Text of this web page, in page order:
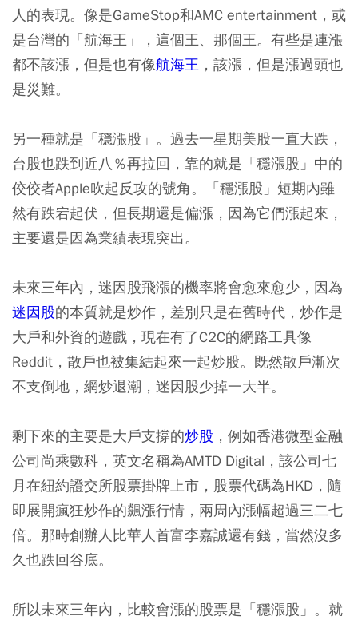
人的表現。像是GameStop和AMC entertainment，或
是台灣的「航海王」，這個王、那個王。有些是連漲
都不該漲，但是也有像航海王 ，該漲，但是漲過頭也
是災難。
另一種就是「穩漲股」。過去一星期美股一直大跌，
台股也跌到近八％再拉回，靠的就是「穩漲股」中的
佼佼者Apple吹起反攻的號角。「穩漲股」短期內雖
然有跌宕起伏，但長期還是偏漲，因為它們漲起來，
主要還是因為業績表現突出。
未來三年內，迷因股飛漲的機率將會愈來愈少，因為
迷因股的本質就是炒作，差別只是在舊時代，炒作是
大戶和外資的遊戲，現在有了C2C的網路工具像
Reddit，散戶也被集結起來一起炒股。既然散戶漸次
不支倒地，網炒退潮，迷因股少掉一大半。
剩下來的主要是大戶支撐的炒股 ，例如香港微型金融
公司尚乘數科，英文名稱為AMTD Digital，該公司七
月在紐約證交所股票掛牌上市，股票代碼為HKD，隨
即展開瘋狂炒作的飆漲行情，兩周內漲幅超過三二七
倍。那時創辦人比華人首富李嘉誠還有錢，當然沒多
久也跌回谷底。
所以未來三年內，比較會漲的股票是「穩漲股」。就